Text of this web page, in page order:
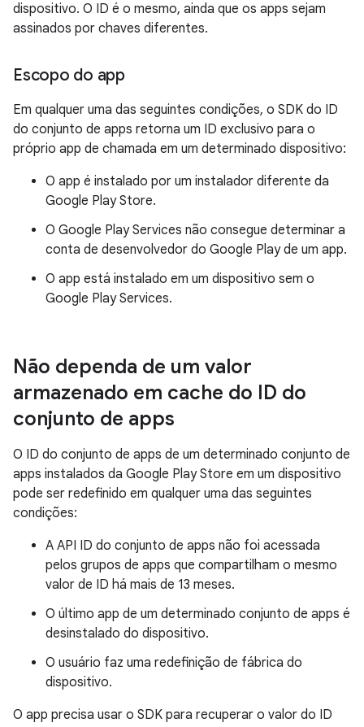
dispositivo. O ID é o mesmo, ainda que os apps sejam
assinados por chaves diferentes.
Escopo do app
Em qualquer uma das seguintes condições, o SDK do ID
do conjunto de apps retorna um ID exclusivo para o
próprio app de chamada em um determinado dispositivo:
O app é instalado por um instalador diferente da
Google Play Store.
O Google Play Services não consegue determinar a
conta de desenvolvedor do Google Play de um app.
O app está instalado em um dispositivo sem o
Google Play Services.
Não dependa de um valor
armazenado em cache do ID do
conjunto de apps
O ID do conjunto de apps de um determinado conjunto de
apps instalados da Google Play Store em um dispositivo
pode ser redefinido em qualquer uma das seguintes
condições:
A API ID do conjunto de apps não foi acessada
pelos grupos de apps que compartilham o mesmo
valor de ID há mais de 13 meses.
O último app de um determinado conjunto de apps é
desinstalado do dispositivo.
O usuário faz uma redefinição de fábrica do
dispositivo.
O app precisa usar o SDK para recuperar o valor do ID